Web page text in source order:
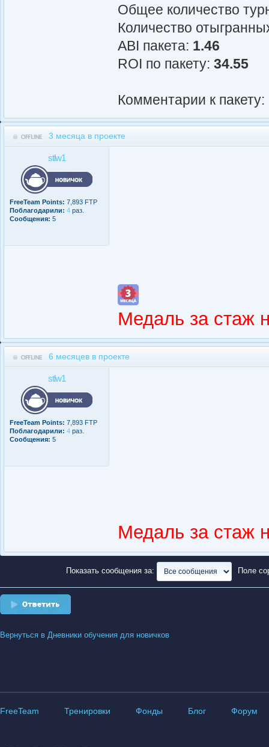
Общее количество
Количество
АBI пакета: 1.46
ROI по пакету: 34.55
Комментарии к пакету:
3 месяца в проекте
stlw1
FreeTeam Points: 7,893 FTP
Поблагодарили: 4 раз.
Сообщения: 5
Медаль за стаж
6 месяцев в проекте
stlw1
FreeTeam Points: 7,893 FTP
Поблагодарили: 4 раз.
Сообщения: 5
Медаль за стаж
Показать сообщения за: Поле
Ответить
Вернуться в Дневники обучения для новичков
FreeTeam Тренировки Фонды Блог Форум